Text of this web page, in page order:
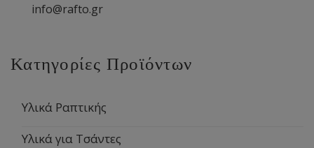
info@rafto.gr
Κατηγορίες Προϊόντων
Υλικά Ραπτικής
Υλικά για Τσάντες